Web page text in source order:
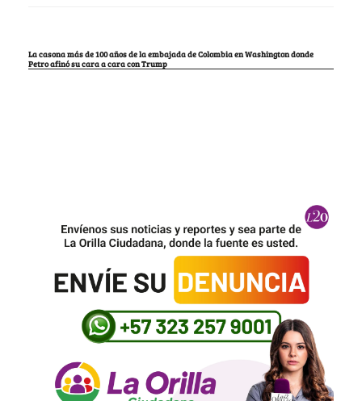
La casona más de 100 años de la embajada de Colombia en Washington donde
Petro afinó su cara a cara con Trump